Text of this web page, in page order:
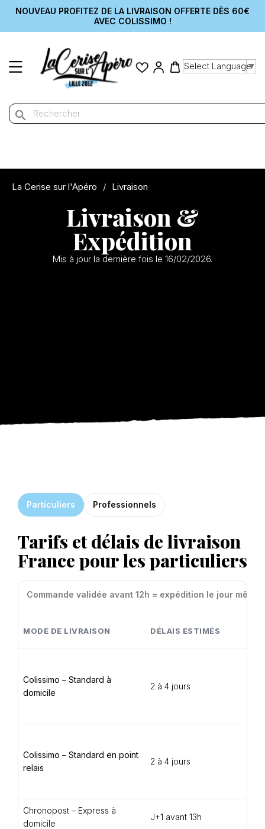
NOUVEAU PROFITEZ DE LA LIVRAISON OFFERTE DÈS 60€
AVEC COLISSIMO !
Select Language▼
search
La Cerise sur l'Apéro Livraison
Livraison &
Expédition
Mis à jour la dernière fois le 16/02/2026.
Particuliers Professionnels
Tarifs et délais de livraison
France pour les particuliers
Commande validée avant 12h = expédition le jour
MODE DE LIVRAISON DÉLAIS ESTIMÉS
Colissimo – Standard à
domicile
2 à 4 jours
Colissimo – Standard en point
relais
2 à 4 jours
Chronopost – Express à
domicile
J+1 avant 13h